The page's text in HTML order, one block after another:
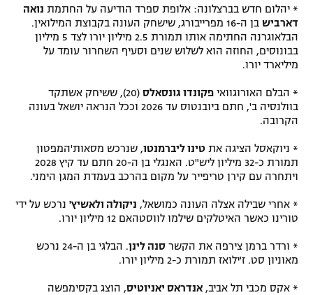
תקנון פעילות ספורט 1
הצטרפות לחבילת הערוצים
תגיות
המגזין
גיימינג E-Sports
* יהלום חדש בברצלונה: אלופת ספרד הודיעה על החתמת נואה
דארביש
בן ה-16 מפרייבורג, שישחק העונה בקבוצת המילואין.
הבלאוגרנה החתימה אותו תמורת 2.5 מיליון יורו לצד 5 מיליון
בבונוסים, החוזה הוא לשלוש שנים וסעיף השחרור עומד על
מיליארד יורו.
* הבלם האורוגוואי פקונדו גונסאלס
(20), ששיחק אשתקד
בוולנסיה ב', חתם ביובנטוס עד 2026 וככל הנראה יושאל בעונה
הקרובה.
* ניוקאסל הציגה את טינו ליברמנטו, שנרכש מסאות'המפטון
תמורת כ-32 מיליון ליש"ט. האנגלי בן ה-20 חתם עד קיץ 2028
ויתחרה עם קירן טריפייר על מקום בהרכב בעמדת המגן הימני.
* אחרי שבילה אצלה העונה כמושאל, ניקולה ולאשיץ' נרכש על ידי
טורינו כאשר האיטלקים שילמו לווסטהאם 12 מיליון יורו.
* ורדר ברמן צירפה את הקשר סנה לינן
. הבלגי בן ה-24 נרכש
מאוניון סט. ז'ילואז תמורת כ-2 מיליון יורו.
* אקס מכבי תל אביב, אנדראס יאניוטיס, הוצג בקסימפשה